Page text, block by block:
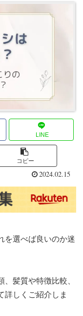
LINE
コピー
2024.02.15
を選べば良いのか迷
髪質や特徴比較、
詳しくご紹介しま